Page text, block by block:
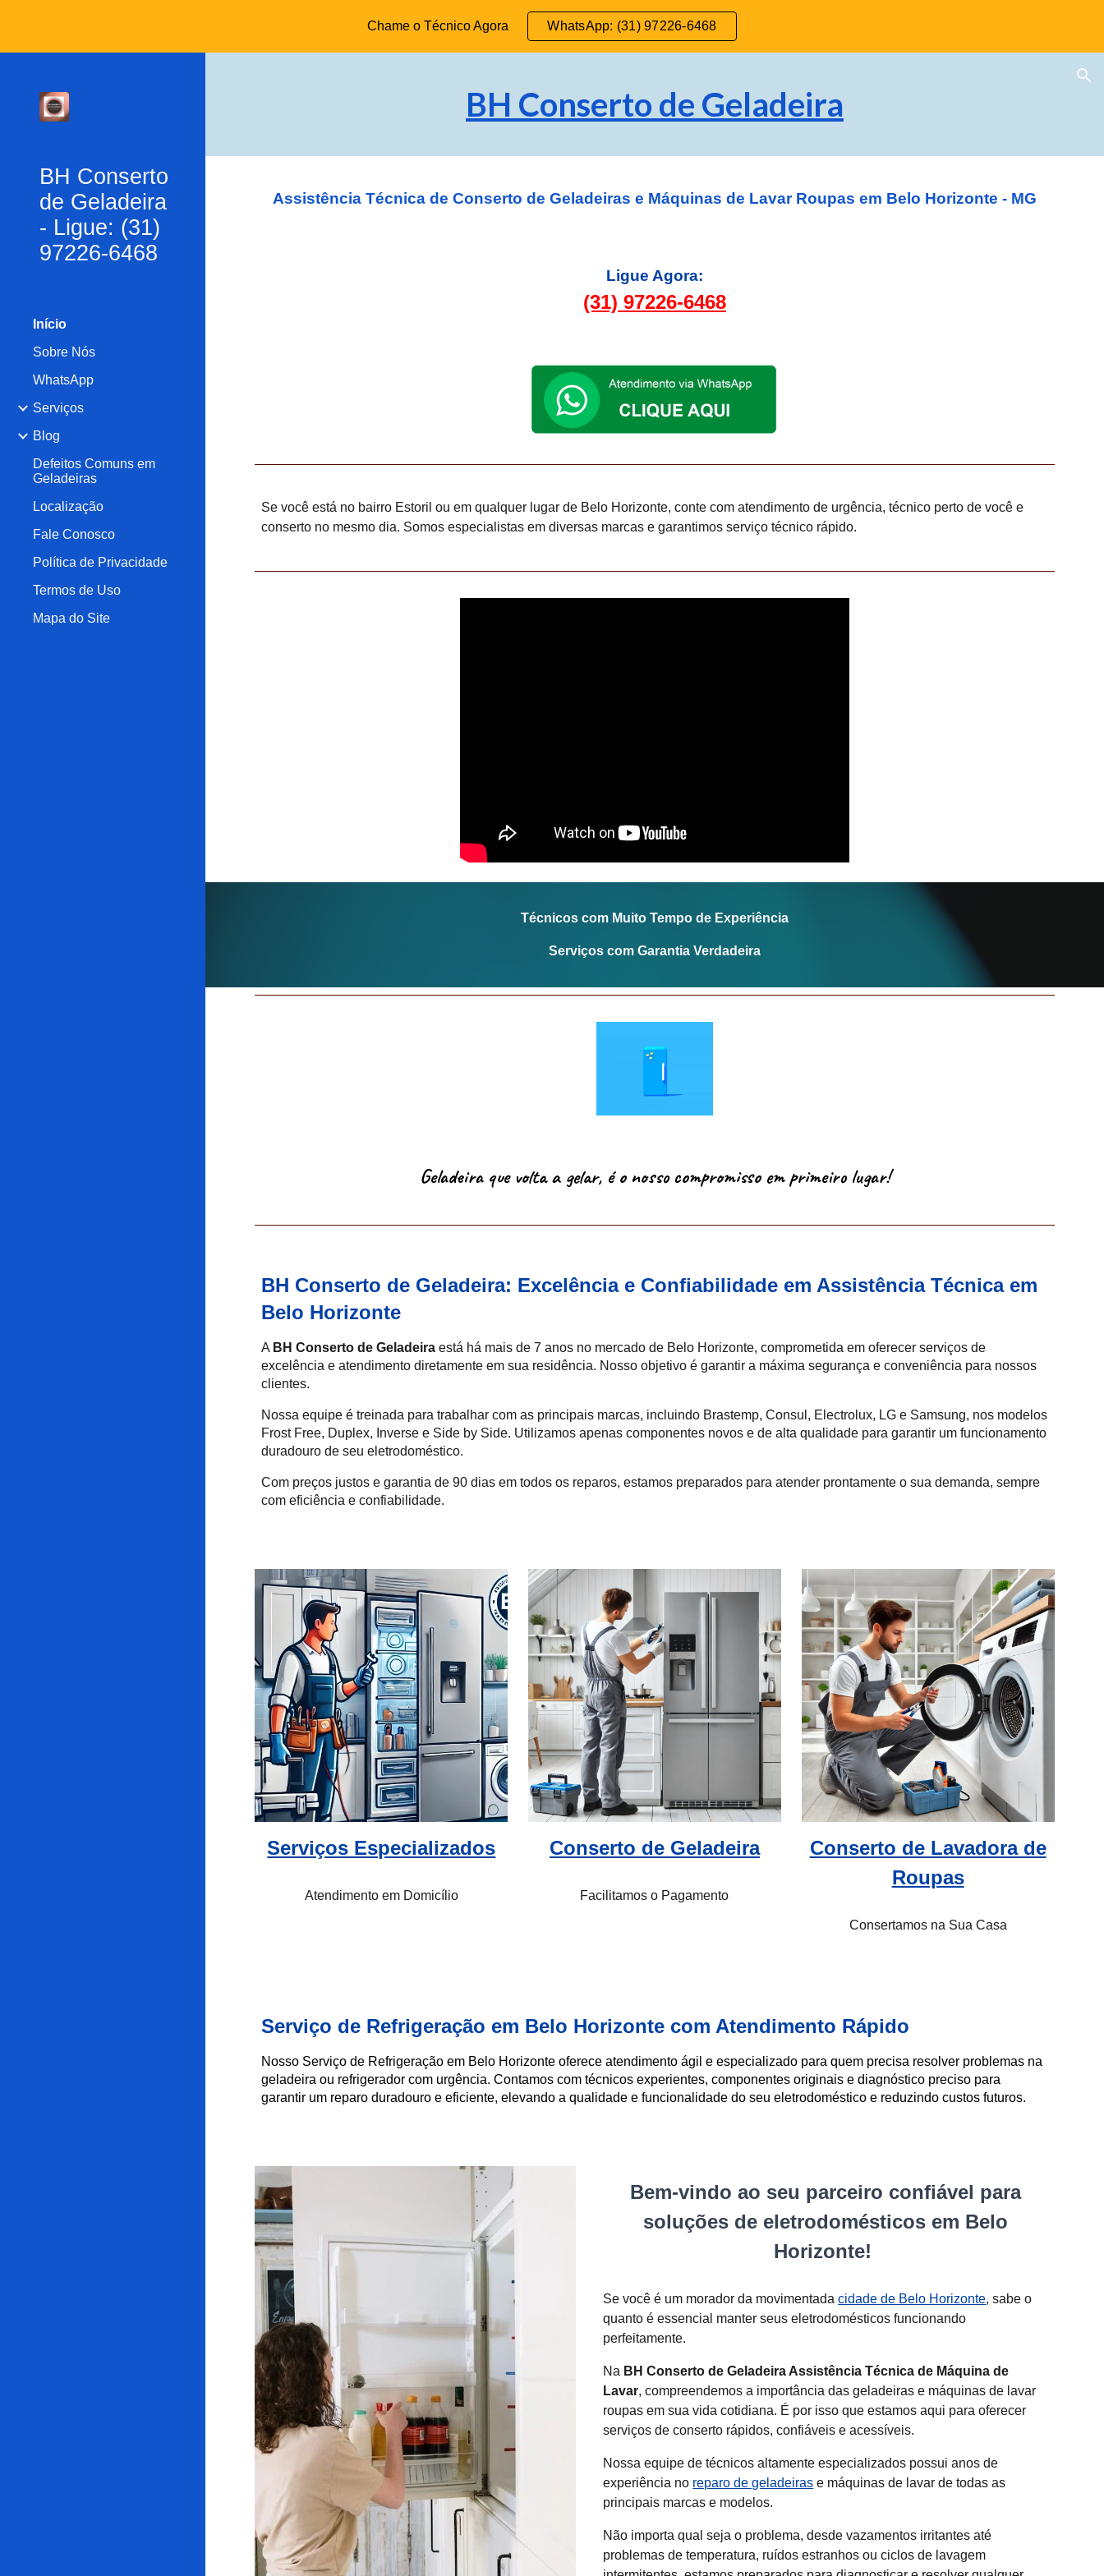
Skip to main content Skip to navigation
Chame o Técnico Agora WhatsApp: (31) 97226-6468
BH Conserto
de Geladeira
- Ligue: (31)
97226-6468
Início
Sobre Nós
WhatsApp
Serviços
Blog
Defeitos Comuns em
Geladeiras
Localização
Fale Conosco
Política de Privacidade
Termos de Uso
Mapa do Site
BH Conserto de Geladeira
Assistência Técnica de Conserto de Geladeiras e Máquinas de Lavar Roupas em Belo Horizonte - MG
Ligue Agora:
(31) 97226-6468
Se você está no bairro Estoril ou em qualquer lugar de Belo Horizonte, conte com atendimento de urgência, técnico perto de você e
conserto no mesmo dia. Somos especialistas em diversas marcas e garantimos serviço técnico rápido.
Técnicos com Muito Tempo de Experiência
Serviços com Garantia Verdadeira
Geladeira que volta a gelar, é o nosso compromisso em primeiro lugar!
BH Conserto de Geladeira: Excelência e Confiabilidade em Assistência Técnica em
Belo Horizonte
A BH Conserto de Geladeira está há mais de7 anos no mercado de Belo Horizonte, comprometida em oferecer serviços de
excelência e atendimento diretamente em sua residência. Nosso objetivo é garantir a máxima segurança e conveniência para nossos
clientes.
Nossa equipe é treinada para trabalhar com as principais marcas, incluindo Brastemp, Consul, Electrolux, LG e Samsung, nos modelos
Frost Free, Duplex, Inverse e Side by Side. Utilizamos apenas componentes novos e de alta qualidade para garantir um funcionamento
duradouro de seu eletrodoméstico.
Com preços justos e garantia de 90 dias em todos os reparos, estamos preparados para atender prontamente o sua demanda, sempre
com eficiência e confiabilidade.
Serviços Especializados
Atendimento em Domicílio
Conserto de Geladeira
Facilitamos o Pagamento
Conserto de Lavadora de
Roupas
Consertamos na Sua Casa
Serviço de Refrigeração em Belo Horizonte com Atendimento Rápido
Nosso Serviço de Refrigeração em Belo Horizonte oferece atendimento ágil e especializado para quem precisa resolver problemas na
geladeira ou refrigerador com urgência. Contamos com técnicos experientes, componentes originais e diagnóstico preciso para
garantir um reparo duradouro e eficiente, elevando a qualidade e funcionalidade do seu eletrodoméstico e reduzindo custos futuros.
Bem-vindo ao seu parceiro confiável para
soluções de eletrodomésticos em Belo
Horizonte!
Se você é um morador da movimentadacidade de Belo Horizonte, sabe o
quanto é essencial manter seus eletrodomésticos funcionando
perfeitamente.
Na BH Conserto de Geladeira Assistência Técnica de Máquina de
Lavar, compreendemos a importância das geladeiras e máquinas de lavar
roupas em sua vida cotidiana. É por isso que estamos aqui para oferecer
serviços de conserto rápidos, confiáveis ​​e acessíveis.
Nossa equipe de técnicos altamente especializados possui anos de
experiência no reparo de geladeiras e máquinas de lavar de todas as
principais marcas e modelos.
Não importa qual seja o problema, desde vazamentos irritantes até
problemas de temperatura, ruídos estranhos ou ciclos de lavagem